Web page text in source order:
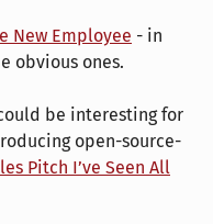
New Employee - in
obvious ones.
be interesting for
open-source-
Pitch I’ve Seen All